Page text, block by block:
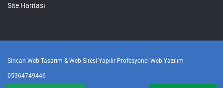
Site Haritası
Sincan Web Tasarım & Web Sitesi Yapılır Profesyonel Web Yazılım
05364749446